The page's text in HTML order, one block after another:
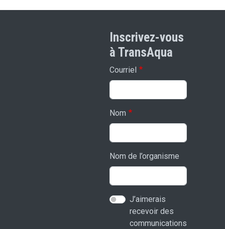
Inscrivez-vous
à TransAqua
Courriel
Nom
Nom de l’organisme
J’aimerais
recevoir des
communications